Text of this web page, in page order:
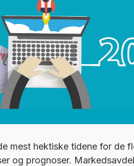
mest hektiske tidene for de
og prognoser.